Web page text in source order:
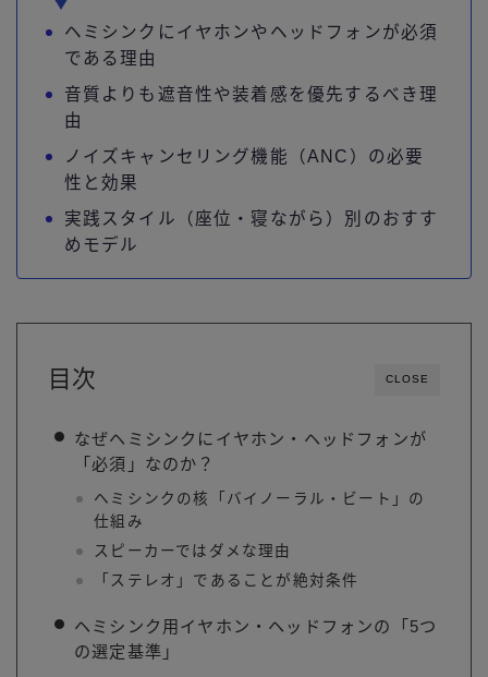
ヘミシンクにイヤホンやヘッドフォンが必須
である理由
音質よりも遮音性や装着感を優先するべき理
由
ノイズキャンセリング機能（ANC）の必要
性と効果
実践スタイル（座位・寝ながら）別のおすす
めモデル
CLOSE
目次
なぜヘミシンクにイヤホン・ヘッドフォンが
「必須」なのか？
ヘミシンクの核「バイノーラル・ビート」の
仕組み
スピーカーではダメな理由
「ステレオ」であることが絶対条件
ヘミシンク用イヤホン・ヘッドフォンの「5つ
の選定基準」